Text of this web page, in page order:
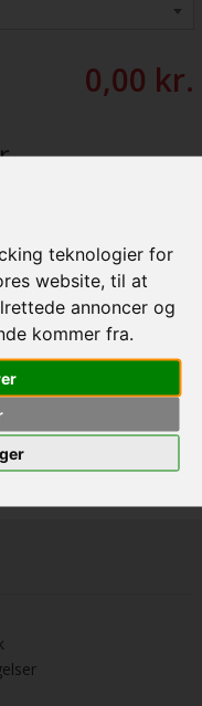
teknologier for
website, til at
annoncer og
kommer fra.
0,00 kr.
INDKØBSVOGN